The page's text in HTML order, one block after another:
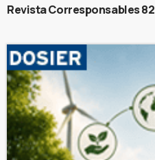
Revista Corresponsables 82